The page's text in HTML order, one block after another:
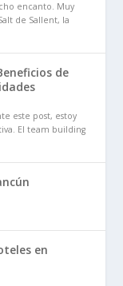
encanto. Muy
de Sallent, la
de
este post, estoy
El team building
en